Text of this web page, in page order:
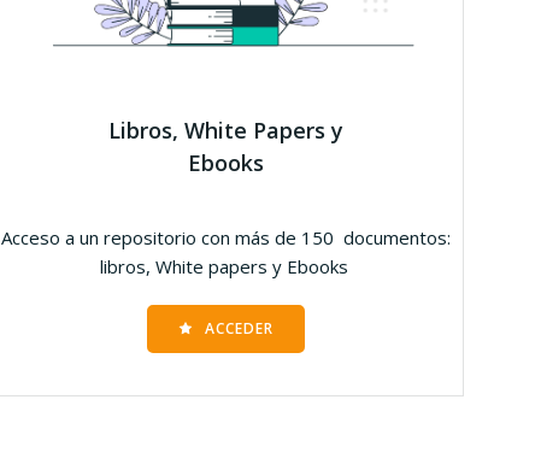
Libros, White Papers y
Ebooks
Acceso a un repositorio con más de 150 documentos:
libros, White papers y Ebooks
ACCEDER